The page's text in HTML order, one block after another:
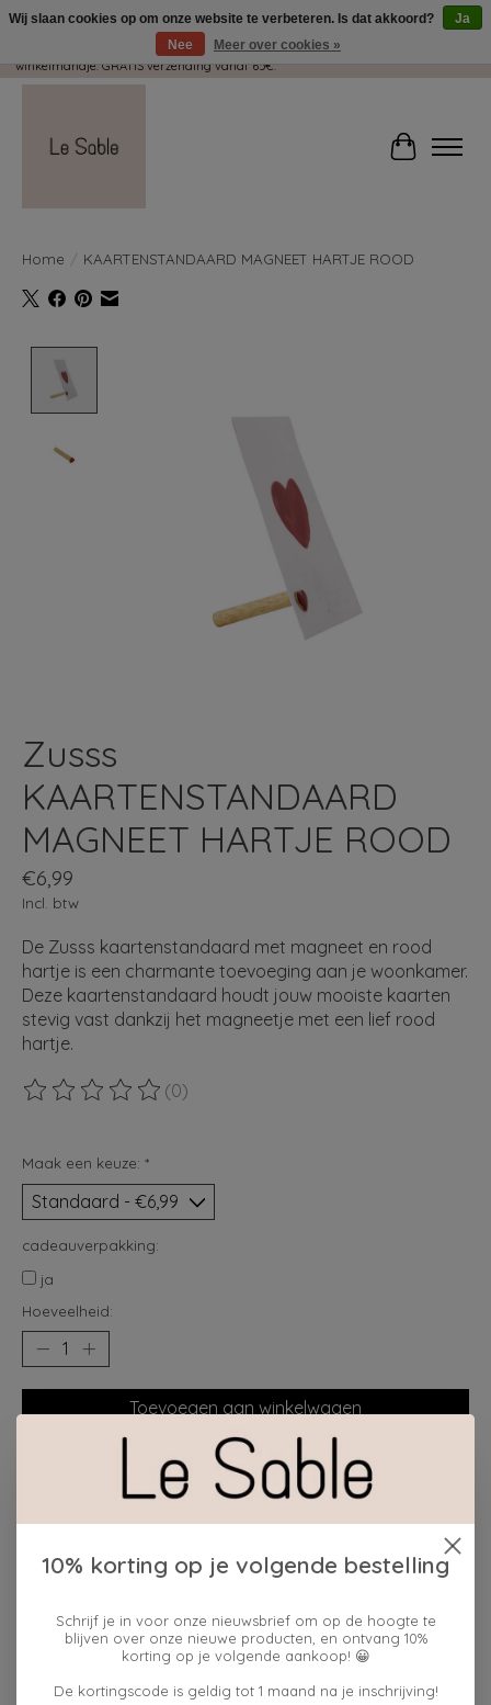
Wij pakken met plezier jouw kadootjes GRATIS in! Duid dit zeker aan in je
winkelmandje. GRATIS verzending vanaf 65€.
Home KAARTENSTANDAARD MAGNEET HARTJE ROOD
Zusss
KAARTENSTANDAARD
MAGNEET HARTJE ROOD
€6,99
Incl. btw
De Zusss kaartenstandaard met magneet en rood
hartje is een charmante toevoeging aan je woonkamer.
Deze kaartenstandaard houdt jouw mooiste kaarten
stevig vast dankzij het magneetje met een lief rood
hartje.
De beoordeling van dit product is
(0)
Maak een keuze: *
cadeauverpakking:
ja
Hoeveelheid:
Toevoegen aan winkelwagen
Plaats bestelling
Toevoegen om te vergelijken
Het natuurlijke houten steuntje zorgt voor een warme,
basic uitstraling die perfect past in een gezellige
Wij slaan cookies op om onze website te verbeteren. Is dat akkoord?
Ja
Nee
Meer over cookies »
10% korting op je volgende bestelling
Schrijf je in voor onze nieuwsbrief om op de hoogte te
blijven over onze nieuwe producten, en ontvang 10%
korting op je volgende aankoop! 😀
De kortingscode is geldig tot 1 maand na je inschrijving!